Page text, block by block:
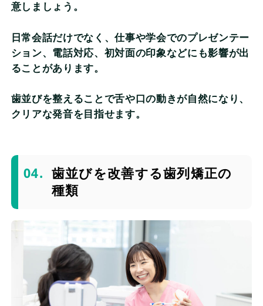
意しましょう。
日常会話だけでなく、仕事や学会でのプレゼンテー
ション、電話対応、初対面の印象などにも影響が出
ることがあります。
歯並びを整えることで舌や口の動きが自然になり、
クリアな発音を目指せます。
歯並びを改善する歯列矯正の
種類